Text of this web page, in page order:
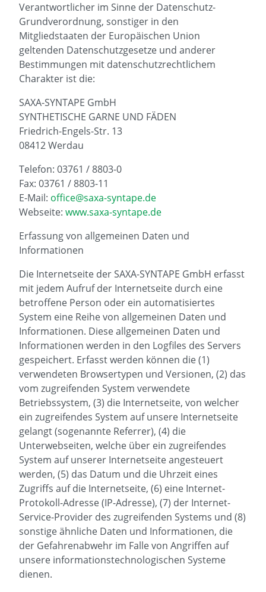
Verantwortlicher im Sinne der Datenschutz-
Grundverordnung, sonstiger in den
Mitgliedstaaten der Europäischen Union
geltenden Datenschutzgesetze und anderer
Bestimmungen mit datenschutzrechtlichem
Charakter ist die:
SAXA-SYNTAPE GmbH
SYNTHETISCHE GARNE UND FÄDEN
Friedrich-Engels-Str. 13
08412 Werdau
Telefon: 03761 / 8803-0
Fax: 03761 / 8803-11
E-Mail: office@saxa-syntape.de
Webseite: www.saxa-syntape.de
Erfassung von allgemeinen Daten und
Informationen
Die Internetseite der SAXA-SYNTAPE GmbH erfasst
mit jedem Aufruf der Internetseite durch eine
betroffene Person oder ein automatisiertes
System eine Reihe von allgemeinen Daten und
Informationen. Diese allgemeinen Daten und
Informationen werden in den Logfiles des Servers
gespeichert. Erfasst werden können die (1)
verwendeten Browsertypen und Versionen, (2) das
vom zugreifenden System verwendete
Betriebssystem, (3) die Internetseite, von welcher
ein zugreifendes System auf unsere Internetseite
gelangt (sogenannte Referrer), (4) die
Unterwebseiten, welche über ein zugreifendes
System auf unserer Internetseite angesteuert
werden, (5) das Datum und die Uhrzeit eines
Zugriffs auf die Internetseite, (6) eine Internet-
Protokoll-Adresse (IP-Adresse), (7) der Internet-
Service-Provider des zugreifenden Systems und (8)
sonstige ähnliche Daten und Informationen, die
der Gefahrenabwehr im Falle von Angriffen auf
unsere informationstechnologischen Systeme
dienen.